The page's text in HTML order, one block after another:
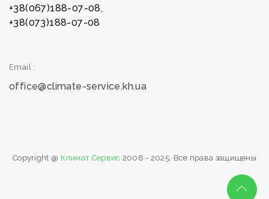
+38(067)188-07-08,
+38(073)188-07-08
Email :
office@climate-service.kh.ua
Copyright @ Климат Сервис 2008 - 2025. Все права защищены
Viber
Обратный звонок